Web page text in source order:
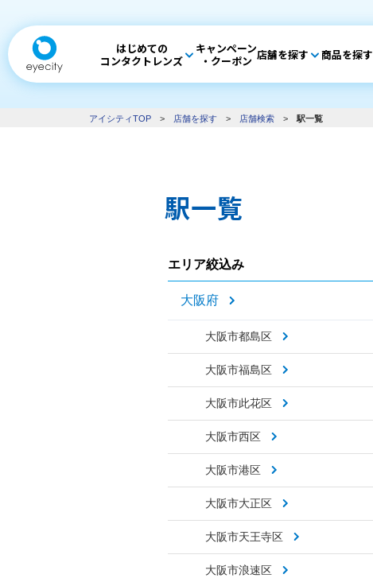
はじめての
コンタクトレンズ
キャンペーン
・クーポン 店舗を探す 商品を探す
アイシティTOP > 店舗を探す > 店舗検索 > 駅一覧
駅一覧
エリア絞込み
大阪府
大阪市都島区
大阪市福島区
大阪市此花区
大阪市西区
大阪市港区
大阪市大正区
大阪市天王寺区
大阪市浪速区